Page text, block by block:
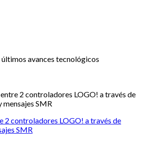
avances tecnológicos
2 controladores LOGO! a través de
SMR